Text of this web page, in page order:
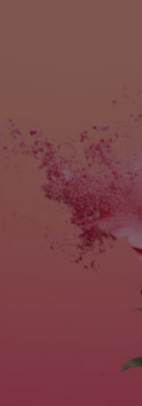
Jedna nijansa dostupna